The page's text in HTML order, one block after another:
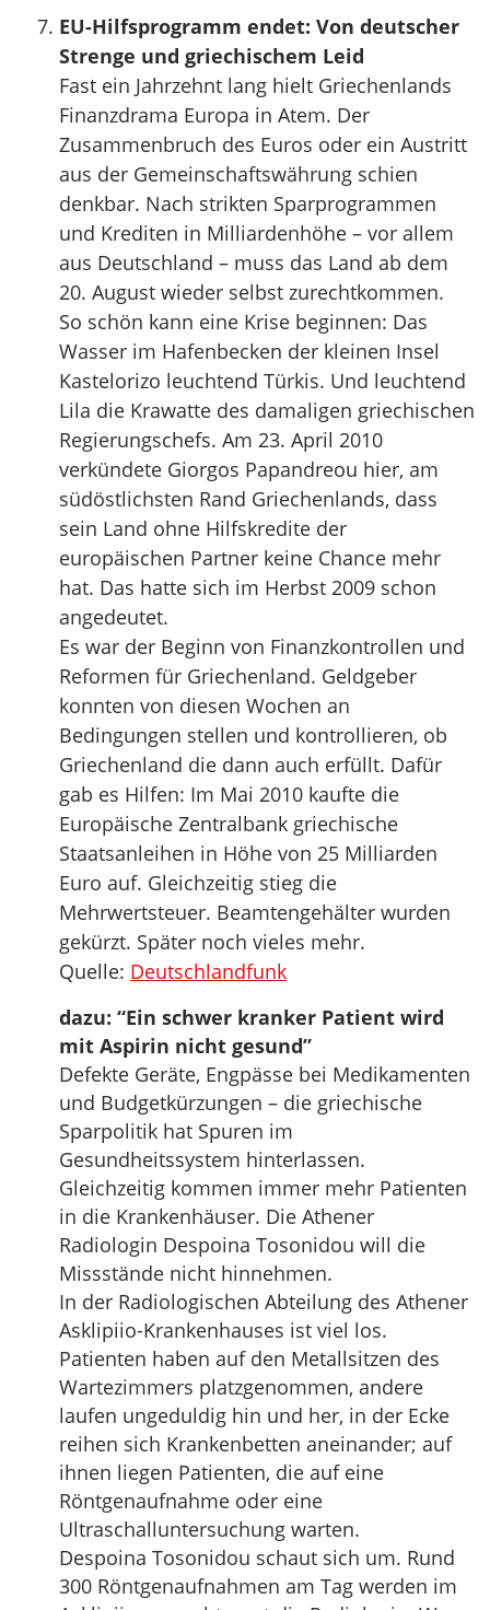
EU-Hilfsprogramm endet: Von deutscher
Strenge und griechischem Leid
Fast ein Jahrzehnt lang hielt Griechenlands
Finanzdrama Europa in Atem. Der
Zusammenbruch des Euros oder ein Austritt
aus der Gemeinschaftswährung schien
denkbar. Nach strikten Sparprogrammen
und Krediten in Milliardenhöhe – vor allem
aus Deutschland – muss das Land ab dem
20. August wieder selbst zurechtkommen.
So schön kann eine Krise beginnen: Das
Wasser im Hafenbecken der kleinen Insel
Kastelorizo leuchtend Türkis. Und leuchtend
Lila die Krawatte des damaligen griechischen
Regierungschefs. Am 23. April 2010
verkündete Giorgos Papandreou hier, am
südöstlichsten Rand Griechenlands, dass
sein Land ohne Hilfskredite der
europäischen Partner keine Chance mehr
hat. Das hatte sich im Herbst 2009 schon
angedeutet.
Es war der Beginn von Finanzkontrollen und
Reformen für Griechenland. Geldgeber
konnten von diesen Wochen an
Bedingungen stellen und kontrollieren, ob
Griechenland die dann auch erfüllt. Dafür
gab es Hilfen: Im Mai 2010 kaufte die
Europäische Zentralbank griechische
Staatsanleihen in Höhe von 25 Milliarden
Euro auf. Gleichzeitig stieg die
Mehrwertsteuer. Beamtengehälter wurden
gekürzt. Später noch vieles mehr.
Quelle: Deutschlandfunk
dazu: “Ein schwer kranker Patient wird
mit Aspirin nicht gesund”
Defekte Geräte, Engpässe bei Medikamenten
und Budgetkürzungen – die griechische
Sparpolitik hat Spuren im
Gesundheitssystem hinterlassen.
Gleichzeitig kommen immer mehr Patienten
in die Krankenhäuser. Die Athener
Radiologin Despoina Tosonidou will die
Missstände nicht hinnehmen.
In der Radiologischen Abteilung des Athener
Asklipiio-Krankenhauses ist viel los.
Patienten haben auf den Metallsitzen des
Wartezimmers platzgenommen, andere
laufen ungeduldig hin und her, in der Ecke
reihen sich Krankenbetten aneinander; auf
ihnen liegen Patienten, die auf eine
Röntgenaufnahme oder eine
Ultraschalluntersuchung warten.
Despoina Tosonidou schaut sich um. Rund
300 Röntgenaufnahmen am Tag werden im